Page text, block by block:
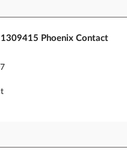
Phoenix Contact